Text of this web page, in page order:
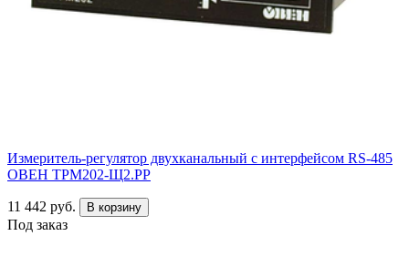
Измеритель-регулятор двухканальный с интерфейсом RS-485
ОВЕН ТРМ202-Щ2.РР
11 442 руб. В корзину
Под заказ